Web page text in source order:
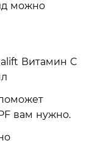
можно
вам нужно.